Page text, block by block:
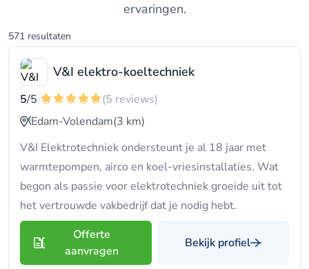
ervaringen.
571 resultaten
V&I elektro-koeltechniek
5/5
(5 reviews)
Edam-Volendam(3 km)
V&I Elektrotechniek ondersteunt je al 18 jaar met
warmtepompen, airco en koel-vriesinstallaties. Wat
begon als passie voor elektrotechniek groeide uit tot
het vertrouwde vakbedrijf dat je nodig hebt.
Offerte
aanvragen
Bekijk profiel